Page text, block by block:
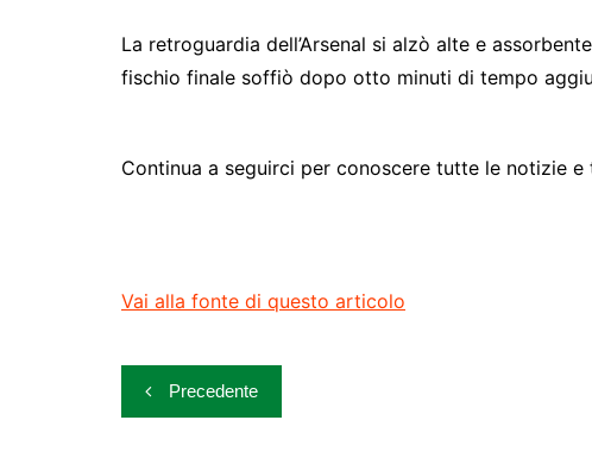
La retroguardia dell’Arsenal si alzò alte e
fischio finale soffiò dopo otto minuti di tempo
Continua a seguirci per conoscere tutte le notizie
Vai alla fonte di questo articolo
Navigazione
articoli
Precedente